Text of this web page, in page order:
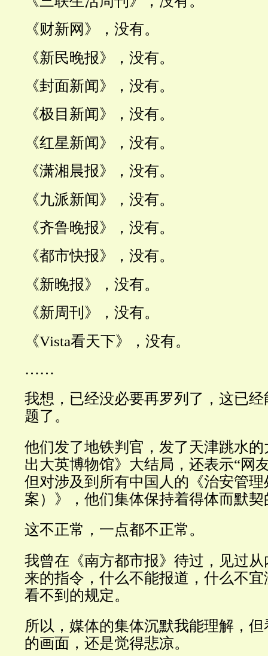
《财新网》，没有。
《新民晚报》，没有。
《封面新闻》，没有。
《极目新闻》，没有。
《红星新闻》，没有。
《潇湘晨报》，没有。
《九派新闻》，没有。
《齐鲁晚报》，没有。
《都市快报》，没有。
《新晚报》，没有。
《新周刊》，没有。
《Vista看天下》，没有。
……
我想，已经没必要再罗列了，这已
题了。
他们发了地铁判官，发了天津跳水
出大英博物馆》大结局，还表示“网
但对涉及到所有中国人的《治安管
案）》，他们集体保持着得体而默
这不正常，一点都不正常。
我曾在《南方都市报》待过，见过
来的指令，什么不能报道，什么不
看不到的规定。
所以，媒体的集体沉默我能理解，
的画面，还是觉得悲凉。